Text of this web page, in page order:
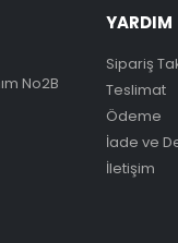
No2B
YARDIM
Sipariş
Teslimat
Ödeme
İade ve
İletişim